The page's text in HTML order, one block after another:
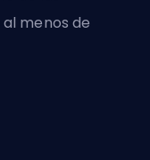
menos de